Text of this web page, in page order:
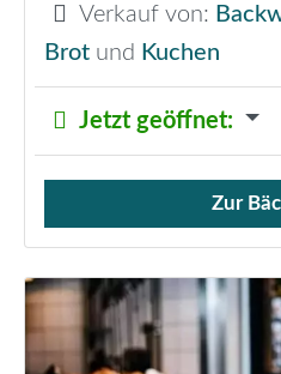
Verkauf von:
Brot und Kuchen
Jetzt geöffnet:
Verkauf von Brötchen,
Zur